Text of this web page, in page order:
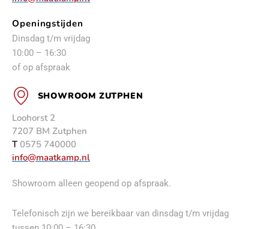
Openingstijden
Dinsdag t/m vrijdag
10:00 – 16:30
of op afspraak
SHOWROOM ZUTPHEN
Loohorst 2
7207 BM Zutphen
T 0575 740000
info@maatkamp.nl
Showroom alleen geopend op afspraak.
Telefonisch zijn we bereikbaar van dinsdag t/m vrijdag